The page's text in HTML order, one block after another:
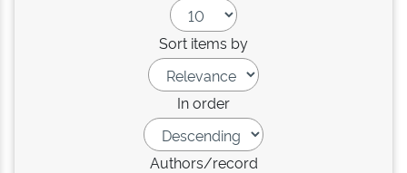
Sort items by
In order
Authors/record